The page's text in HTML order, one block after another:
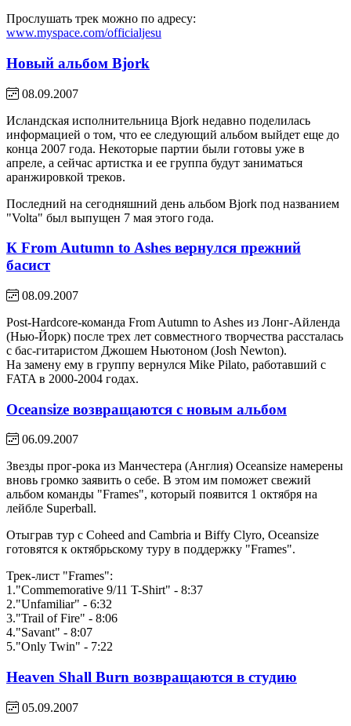
Прослушать трек можно по адресу:
www.myspace.com/officialjesu
Новый альбом Bjork
08.09.2007
Исландская исполнительница Bjork недавно поделилась
информацией о том, что ее следующий альбом выйдет еще до
конца 2007 года. Некоторые партии были готовы уже в
апреле, а сейчас артистка и ее группа будут заниматься
аранжировкой треков.
Последний на сегодняшний день альбом Bjork под названием
"Volta" был выпущен 7 мая этого года.
К From Autumn to Ashes вернулся прежний
басист
08.09.2007
Post-Hardcore-команда From Autumn to Ashes из Лонг-Айленда
(Нью-Йорк) после трех лет совместного творчества рассталась
с бас-гитаристом Джошем Ньютоном (Josh Newton).
На замену ему в группу вернулся Mike Pilato, работавший с
FATA в 2000-2004 годах.
Oceansize возвращаются с новым альбом
06.09.2007
Звезды прог-рока из Манчестера (Англия) Oceansize намерены
вновь громко заявить о себе. В этом им поможет свежий
альбом команды "Frames", который появится 1 октября на
лейбле Superball.
Отыграв тур с Coheed and Cambria и Biffy Clyro, Oceansize
готовятся к октябрьскому туру в поддержку "Frames".
Трек-лист "Frames":
1."Commemorative 9/11 T-Shirt" - 8:37
2."Unfamiliar" - 6:32
3."Trail of Fire" - 8:06
4."Savant" - 8:07
5."Only Twin" - 7:22
Heaven Shall Burn возвращаются в студию
05.09.2007